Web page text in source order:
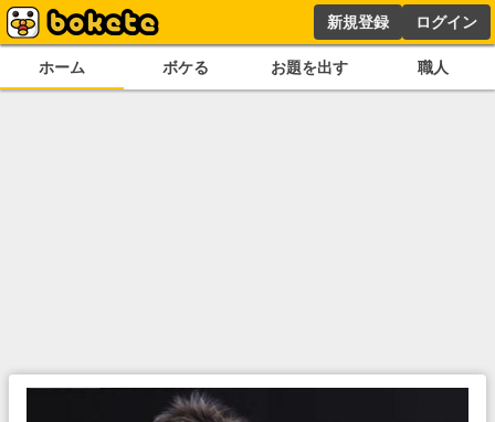
新規登録 ログイン
ホーム ボケる お題を出す 職人